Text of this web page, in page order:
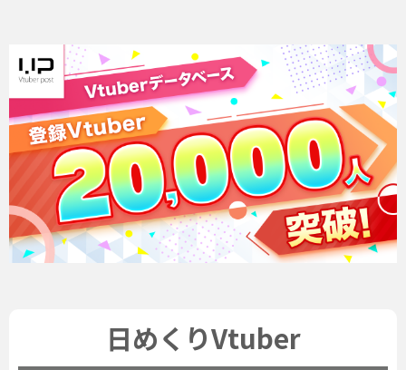
日めくりVtuber